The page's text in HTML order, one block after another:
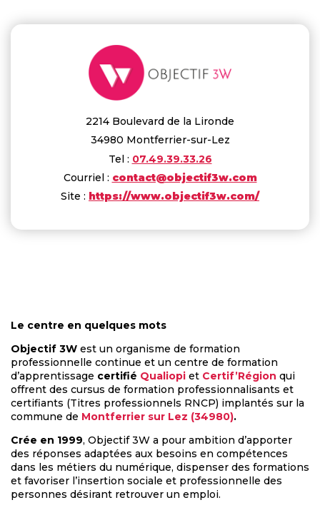
2214 Boulevard de la Lironde
34980 Montferrier-sur-Lez
Tel : 07.49.39.33.26
Courriel : contact@objectif3w.com
Site : https://www.objectif3w.com/
Le centre en quelques mots
Objectif 3W est un organisme de formation
professionnelle continue et un centre de formation
d’apprentissage certifié Qualiopi et Certif’Région qui
offrent des cursus de formation professionnalisants et
certifiants (Titres professionnels RNCP) implantés sur la
commune de Montferrier sur Lez (34980).
Crée en 1999, Objectif 3W a pour ambition d’apporter
des réponses adaptées aux besoins en compétences
dans les métiers du numérique, dispenser des formations
et favoriser l’insertion sociale et professionnelle des
personnes désirant retrouver un emploi.